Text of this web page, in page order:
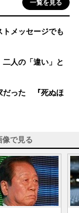
一覧を見る
メッセージでも
人の「違い」と
だった 『死ぬほ
像で見る